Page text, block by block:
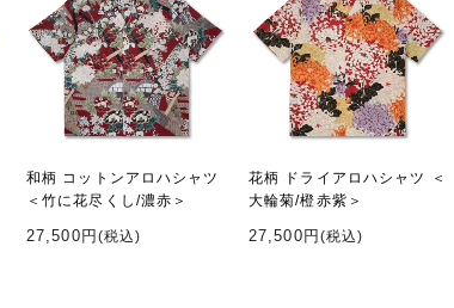
和柄 コットンアロハシャツ
＜竹に花尽くし/濃赤＞
27,500円 (税込)
花柄 ドライアロハシャツ ＜
大輪菊/橙赤紫＞
27,500円 (税込)